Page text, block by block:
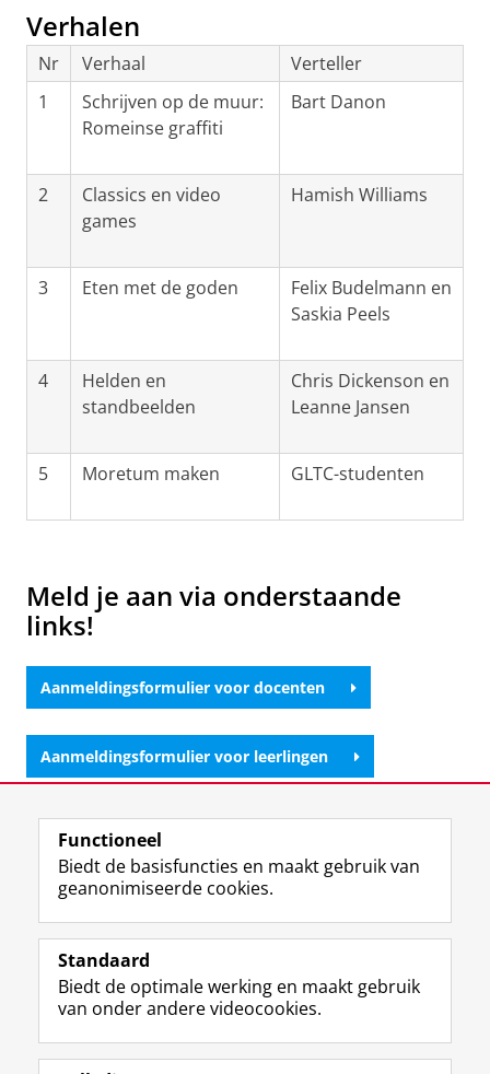
Verhalen
Nr Verhaal
Verteller
1
Schrijven op de muur:
Romeinse graffiti
Bart Danon
2
Classics en video
games
Hamish Williams
3 Eten met de goden
Felix Budelmann en
Saskia Peels
4
Helden en
standbeelden
Chris Dickenson en
Leanne Jansen
5 Moretum maken GLTC-studenten
Meld je aan via onderstaande
links!
Aanmeldingsformulier voor docenten
Aanmeldingsformulier voor leerlingen
Laatst gewijzigd: 06 oktober 2025 16:29
Volg de RUG
F
a
e
b
o
L
i
k
e
I
R
S
-
f
e
I
n
t
r
Y
o
T
e
Studiekiezers
Functioneel
Biedt de basisfuncties en maakt gebruik van
geanonimiseerde cookies.
Standaard
Biedt de optimale werking en maakt gebruik
van onder andere videocookies.